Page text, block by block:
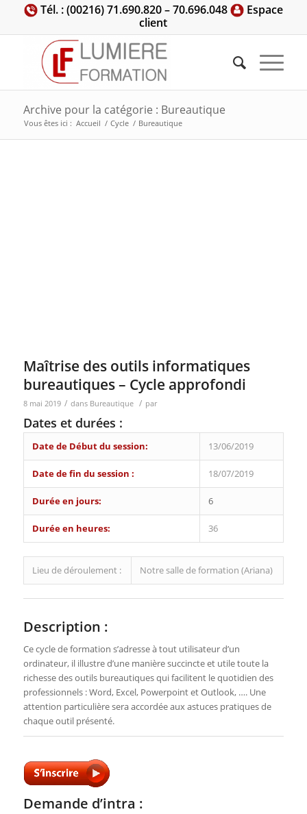
Tél. : (00216) 71.690.820 – 70.696.048
Espace
client
Archive pour la catégorie : Bureautique
Vous êtes ici : Accueil / Cycle / Bureautique
Maîtrise des outils informatiques
bureautiques – Cycle approfondi
8 mai 2019 / dans Bureautique / par
Dates et durées :
Date de Début du session: 13/06/2019
Date de fin du session : 18/07/2019
Durée en jours: 6
Durée en heures: 36
Lieu de déroulement : Notre salle de formation (Ariana)
Description :
Ce cycle de formation s’adresse à tout utilisateur d’un
ordinateur, il illustre d’une manière succincte et utile toute la
richesse des outils bureautiques qui facilitent le quotidien des
professionnels : Word, Excel, Powerpoint et Outlook, …. Une
attention particulière sera accordée aux astuces pratiques de
chaque outil présenté.
Demande d’intra :